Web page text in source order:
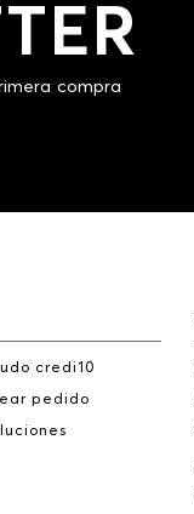
compra
credi10
pedido